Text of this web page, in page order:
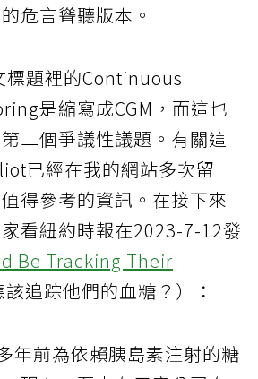
危言聳聽版本。
標題裡的Continuous
是縮寫成CGM，而這也
二個爭議性議題。有關這
已經在我的網站多次留
得參考的資訊。在接下來
看紐約時報在2023-7-12發
Be Tracking Their
該追踪他們的血糖？）：
年前為依賴胰島素​​注射的糖